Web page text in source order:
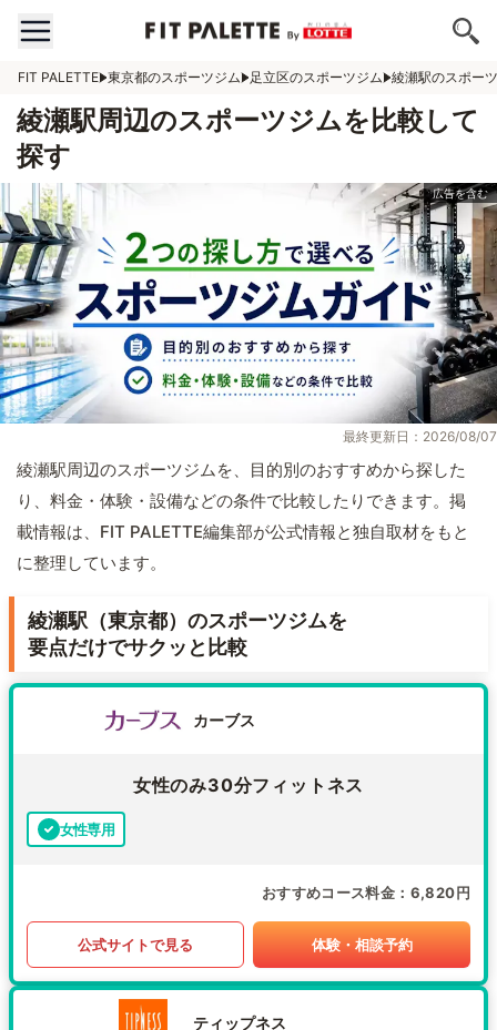
FIT PALETTE 東京都のスポーツジム 足立区のスポーツジム 綾瀬駅のスポー
綾瀬駅周辺のスポーツジムを比較して
探す
最終更新日：2026/08/07
綾瀬駅周辺のスポーツジムを、目的別のおすすめから探した
り、料金・体験・設備などの条件で比較したりできます。掲
載情報は、FIT PALETTE編集部が公式情報と独自取材をもと
に整理しています。
綾瀬駅（東京都）のスポーツジムを
要点だけでサクッと比較
カーブス
女性のみ30分フィットネス
女性専用
おすすめコース料金 6,820円
公式サイトで見る 体験・相談予約
ティップネス